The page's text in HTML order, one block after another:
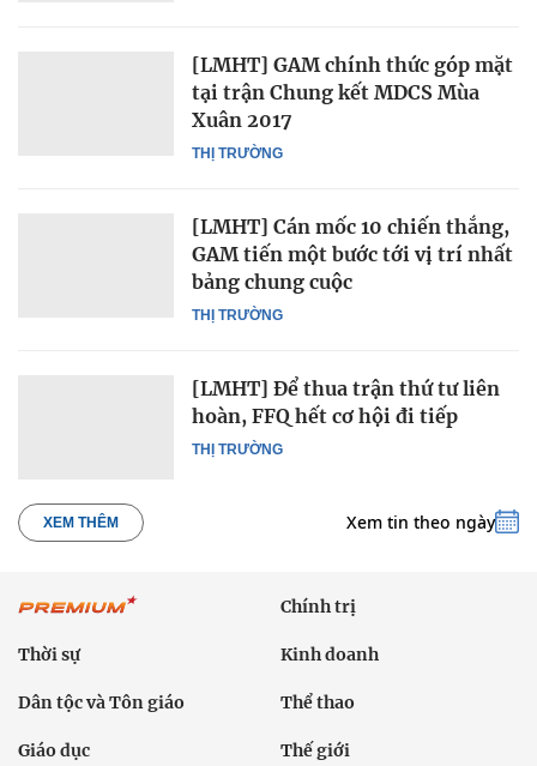
THỊ TRƯỜNG
[LMHT] GAM chính thức góp mặt
tại trận Chung kết MDCS Mùa
Xuân 2017
THỊ TRƯỜNG
[LMHT] Cán mốc 10 chiến thắng,
GAM tiến một bước tới vị trí nhất
bảng chung cuộc
THỊ TRƯỜNG
[LMHT] Để thua trận thứ tư liên
hoàn, FFQ hết cơ hội đi tiếp
XEM THÊM Xem tin theo ngày
Chính trị
Thời sự Kinh doanh
Dân tộc và Tôn giáo Thể thao
Giáo dục Thế giới